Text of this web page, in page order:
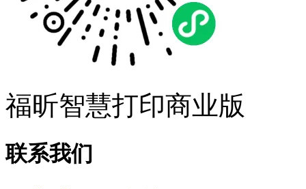
福昕智慧打印商业版
联系我们